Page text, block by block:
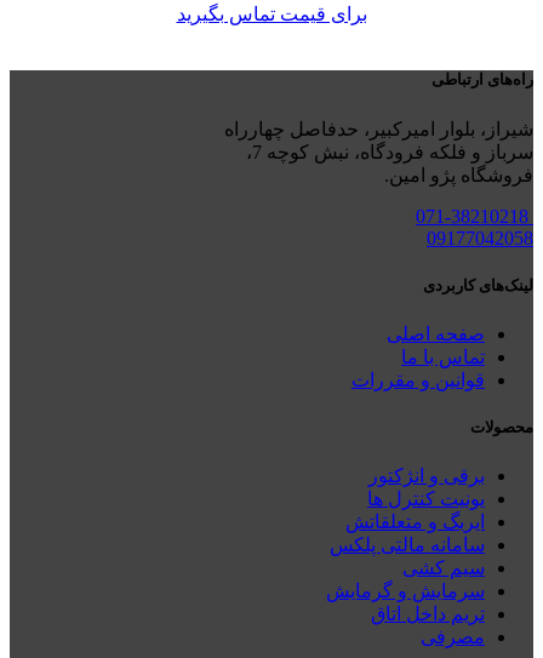
برای قیمت تماس بگیرید
راه‌های ارتباطی
شیراز، بلوار امیرکبیر، حدفاصل چهارراه
سرباز و فلکه فرودگاه، نبش کوچه 7،
فروشگاه پژو امین.
09177042058
لینک‌های کاربردی
صفحه اصلی
تماس با ما
قوانین و مقررات
محصولات
برقی و انژکتور
یونیت کنترل ها
ایربگ و متعلقاتش
سامانه مالتی پلکس
سیم کشی
سرمایش و گرمایش
تریم داخل اتاق
مصرفی